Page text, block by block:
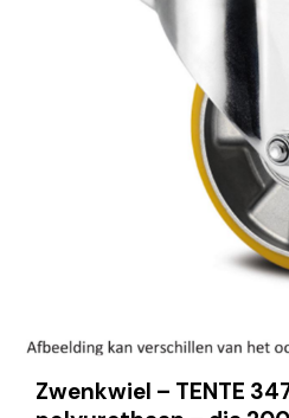
Zwenkwiel – TENTE